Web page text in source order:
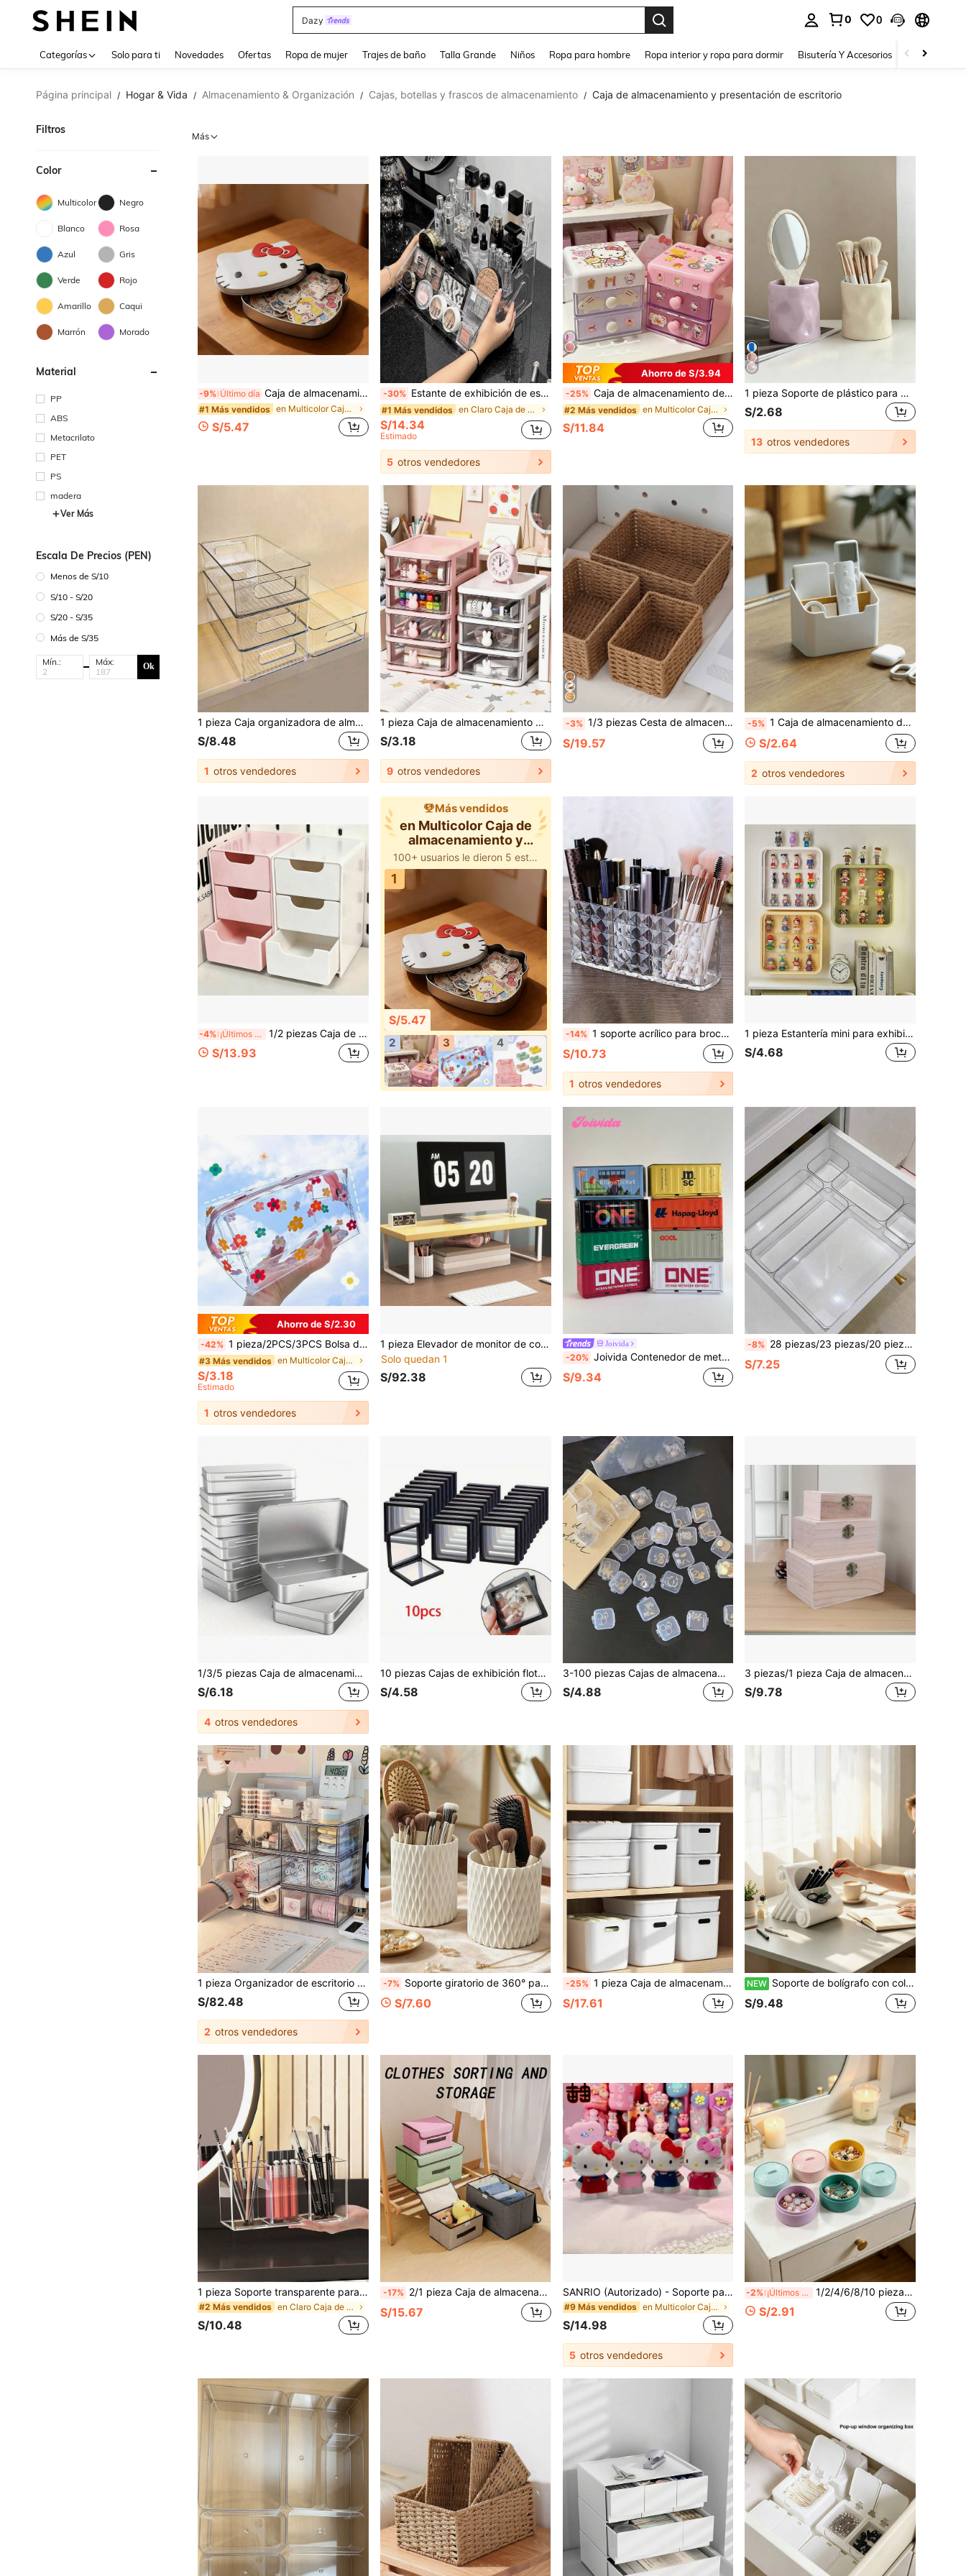
Dazy
0 0
Categorías Solo para ti Novedades Ofertas Ropa de mujer Trajes de baño Talla Grande Niños Ropa para hombre Ropa interior y ropa para dormir Bisutería Y Accesorios Zapatos
Página principal / Hogar & Vida / Almacenamiento & Organización / Cajas, botellas y frascos de almacenamiento / Caja de almacenamiento y presentación de escritorio
Filtros
Color
Multicolor Negro
Blanco Rosa
Azul Gris
Verde Rojo
Amarillo Caqui
Marrón Morado
Material
PP
ABS
Metacrilato
PET
PS
madera
Ver Más
Escala De Precios (PEN)
Menos de S/10
S/10 - S/20
S/20 - S/35
Más de S/35
Mín.: Máx: Ok
Más
-9% Último día Caja de almacenamiento de joyas SANRIO-Hello Kitty, incluye un juego de notas adhesivas de Hello Kitty, tamaño seleccionable, organizador de escritorio portátil de papelería, caja de notas adhesivas de joyas hecha a mano, suministros de oficina, almacenamiento divertido, diseño lindo, almacenamiento duradero, adecuado como regalo de cumpleaños para amigos
#1 Más vendidos en Multicolor Caja de almacenamiento y exhibición
S/5.47
-30% Estante de exhibición de esmalte de uñas de acrílico transparente de 7 niveles/5 niveles/3 niveles, organizador de almacenamiento de cosméticos, soporte para gafas, marco de fotos, soporte para joyas, caja de almacenamiento, adecuado para decoración del hogar, sala de estar, oficina, organización de escritorio del dormitorio, regalo de cumpleaños
#1 Más vendidos en Claro Caja de almacenamiento y exhibición de es
S/14.34
Estimado
5 otros vendedores
Ahorro de S/3.94
-25% Caja de almacenamiento de escritorio de la serie SANRIO My Melody, Kuromi, Cinnamoroll, Pom Pom Purin, Pochacc, múltiples estilos disponibles, portátil, a prueba de fugas, también adecuada para decoración de escritorio, soporte de exhibición de escritorio, adecuada para oficina, Kawaii
#2 Más vendidos en Multicolor Caja de almacenamiento y exhibición
S/11.84
1 pieza Soporte de plástico para brochas de maquillaje, soporte para bolígrafos arrugado, organizador de escritorio estético de color crema para tocador & oficina, 5 colores disponibles
S/2.68
13 otros vendedores
1 pieza Caja organizadora de almacenamiento de acrílico transparente, bandeja organizadora de plástico multifuncional con asa, caja de almacenamiento apilable, adecuada para cajón, escritorio, cocina, despensa y picnic al aire libre
S/8.48
1 otros vendedores
1 pieza Caja de almacenamiento multifunción, organizador de cajones de escritorio, caja de almacenamiento, caja de almacenamiento estilo cajón, organizador de escritorio, caja de almacenamiento de artículos de papelería, estante de almacenamiento, caja de almacenamiento de joyas, regalo para mujeres, decoración de la habitación
S/3.18
9 otros vendedores
-3% 1/3 piezas Cesta de almacenamiento de papel tejida a mano, organizador de artículos de tocador para baño, estante de aperitivos y dulces para cocina, caja de papelería y medicamentos para oficina y estudio, cesta de almacenamiento de juguetes, organizador de cuidado de la piel y cosméticos para tocador, cesta de decoración del hogar, cesta de regalo, cesta de maquillaje, cesta de almacenamiento para sala de estar
S/19.57
-5% 1 Caja de almacenamiento de partición de bambú y madera, una caja de almacenamiento de escritorio multifuncional y creativa, adecuada para almacenar cosméticos, artículos de papelería, controles remotos, etc. Se utiliza para la organización y el almacenamiento del escritorio, y también sirve como soporte para el control remoto.
S/2.64
2 otros vendedores
-4% ¡Últimos 3 días 1/2 piezas Caja de almacenamiento de 3 capas de cajones mini, adecuada para almacenar joyas, accesorios para el cabello y artículos pequeños, aplicable para dormitorio, baño, oficina y estudio, almacenamiento y decoración práctica de escritorio
S/13.93
Más vendidos
en Multicolor Caja de
almacenamiento y
exhibición
100+ usuarios le dieron 5 estrellas
1
S/5.47
2 3 4
-14% 1 soporte acrílico para brochas de maquillaje, caja de almacenamiento de cosméticos con 3 compartimentos y portalápices, ideal para escritorio y tocador, regalo ideal de Navidad.
S/10.73
1 otros vendedores
1 pieza Estantería mini para exhibir juguetes, caja de almacenamiento montada en la pared, vitrina para coleccionables, estantería para exhibir muñecas, caja de organización de exhibición de escritorio, suministros organizadores, almacenamiento de escritorio
S/4.68
Ahorro de S/2.30
-42% 1 pieza/2PCS/3PCS Bolsa de maquillaje transparente de gran capacidad de PVC, bolsa de almacenamiento de artículos de tocador portátil, adecuada para almacenamiento de artículos de papelería, artículos de tocador de viaje, almacenamiento de suministros de maquillaje
#3 Más vendidos en Multicolor Caja de almacenamiento y exhibición
S/3.18
Estimado
1 otros vendedores
1 pieza Elevador de monitor de computadora de madera con función de almacenamiento, soporte de monitor de escritorio, organizador de escritorio para el hogar/oficina, soporte para portátil, estante para suministros de oficina
Solo quedan 1
S/92.38
Joivida
-20% Joivida Contenedor de metal mini de 11,5 cm de largo, caja de almacenamiento de estilo industrial retro para oficina, organizador de hogar creativo
S/9.34
-8% 28 piezas/23 piezas/20 piezas/14 piezas/9 piezas/7 piezas/4 piezas/3 piezas/1 pieza Cajas de almacenamiento divisoras de escritorio y cajón, adecuadas para almacenar cosméticos, accesorios para el cabello, artículos de oficina, artículos de cocina, etc. Proporciona varios tamaños y combinaciones, ensamblaje gratuito disponible. Duradero y confiable.
S/7.25
1/3/5 piezas Caja de almacenamiento portátil abatible de metal (3.54*2.36 pulgadas), caja de clasificación de escritorio, contenedor pequeño de almacenamiento de viaje, caja de almacenamiento mini multiusos, con tapa de bisagra sólida, adecuada para el almacenamiento y clasificación de uñas postizas, anillos, collares, pulseras
S/6.18
4 otros vendedores
10 piezas Cajas de exhibición flotantes 3D elegantes en color negro con membrana elástica - Cajas de almacenamiento de joyas de plástico a prueba de polvo, adecuadas para collares, pulseras, anillos, monedas, aretes, alfileres - Perfectas para uso comercial y personal, estilo moderno, montaje de escritorio, cierre a presión, superficie pulida, exhibición de joyas personal | Caja de exhibición de moda | Caja de cierre , Caja de exhibición de joyas, Caja de joyas
S/4.58
3-100 piezas Cajas de almacenamiento de plástico transparente mini, organizadores de joyas, contenedores de almacenamiento portátiles multifuncionales con tapas, para artículos pequeños, manualidades y ferretería
S/4.88
3 piezas/1 pieza Caja de almacenamiento de madera contemporánea con tapa - Contenedor organizativo multiusos para el hogar, oficina y dormitorio - Elegante estuche de madera con tapa para joyas, aceites esenciales, perfume, colección de té, cajas de almacenamiento para la organización del hogar - 18670-S 18670-M 18670-L 18670-S+M+L
S/9.78
1 pieza Organizador de escritorio de acrílico de 4 compartimentos, de gran capacidad, adecuado para artículos de papelería, cosméticos, bolígrafos, rotuladores, uso estudiantil y de oficina
S/82.48
2 otros vendedores
-7% Soporte giratorio de 360° para bolígrafos, organizador giratorio de maquillaje de escritorio, caja de almacenamiento de maquillaje multifuncional para tocador, soporte de bolígrafos de escritorio y organizador de herramientas de belleza, caja de almacenamiento de maquillaje creativa,
S/7.60
-25% 1 pieza Caja de almacenamiento de plástico blanco con tapa para guardar y organizar ropa, juguetes, aperitivos, bebidas, muñecas, etc., cesta organizadora de almacenamiento apilable con función antipolvo y a prueba de humedad, disponible en múltiples tamaños, ideal para dormitorio, sala de estar, estudio, dormitorio, armario, para mantener tu hogar talla grande ordenado
S/17.61
NEW Soporte de bolígrafo con columna griega romana creativa, caja de almacenamiento y exhibición de escritorio, organizador de escritorio con múltiples compartimentos, decoración de escritorio de estilo vintage; adecuado para bolígrafos, brochas de maquillaje, artículos de papelería y suministros de oficina en casa
S/9.48
1 pieza Soporte transparente para brochas de maquillaje, organizador de tocador de escritorio transparente que puede almacenar lápices labiales, lápices de cejas y productos de cuidado de la piel. Pequeña caja de almacenamiento de cosméticos, adecuada para el baño y el dormitorio.
#2 Más vendidos en Claro Caja de almacenamiento y exhibición de es
S/10.48
-17% 2/1 pieza Caja de almacenamiento cuadrada de estilo bohemio con tapa, organizador de ropa portátil y plegable a prueba de polvo, caja de almacenamiento plegable de tela de gran capacidad con tapa abatible para el dormitorio
S/15.67
SANRIO (Autorizado) - Soporte para bolígrafos de escritorio multifuncional y creativo con diseño de dibujos animados, tubo de almacenamiento para brochas de maquillaje, adorno de escritorio, hermoso regalo para fiestas, soporte para bolígrafos de gran capacidad, organizador de escritorio de oficina, tubo de almacenamiento DIY para brochas, plástico, diseño compacto
#9 Más vendidos en Multicolor Caja de almacenamiento y exhibición
S/14.98
5 otros vendedores
-2% ¡Últimos 2 días 1/2/4/6/8/10 piezas Cajas de almacenamiento con tapa tejida mini, Cajas de almacenamiento de joyas redondas pequeñas y lindas, Cajas de almacenamiento portátiles para joyas, pinzas para el cabello y caramelos, Cajas de almacenamiento decorativas de escritorio
S/2.91